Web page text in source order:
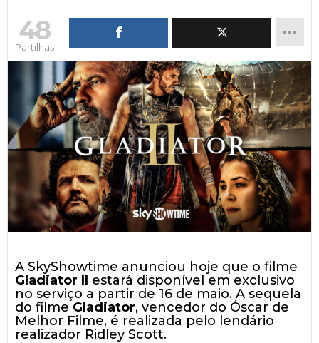
48
Partilhas
A SkyShowtime anunciou hoje que o filme
Gladiator II estará disponível em exclusivo
no serviço a partir de 16 de maio. A sequela
do filme Gladiator, vencedor do Óscar de
Melhor Filme, é realizada pelo lendário
realizador Ridley Scott.